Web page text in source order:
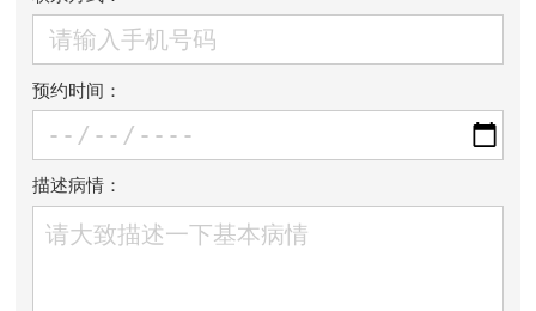
预约时间：
描述病情：